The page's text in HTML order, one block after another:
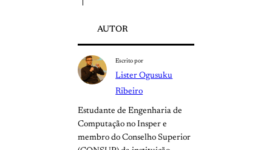
AUTOR
Escrito por
Lister Ogusuku
Ribeiro
Estudante de Engenharia de
Computação no Insper e
membro do Conselho Superior